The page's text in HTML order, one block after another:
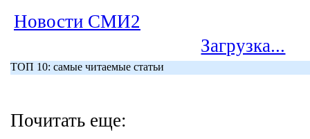
Новости СМИ2
Загрузка...
ТОП 10: самые читаемые статьи
Почитать еще: